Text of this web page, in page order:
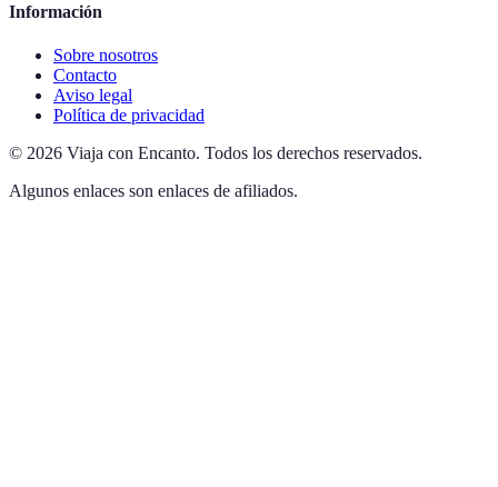
Información
Sobre nosotros
Contacto
Aviso legal
Política de privacidad
© 2026 Viaja con Encanto. Todos los derechos reservados.
Algunos enlaces son enlaces de afiliados.